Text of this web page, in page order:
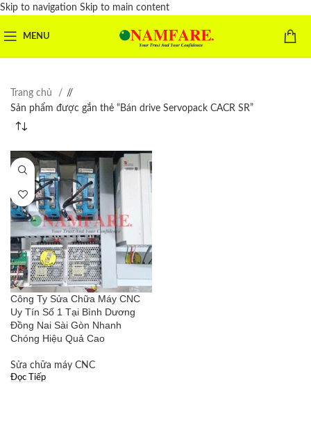
Skip to navigation Skip to main content
MENU
Trang chủ
/
Sản phẩm được gắn thẻ “Bán drive Servopack CACR SR”
Công Ty Sửa Chữa Máy CNC
Uy Tín Số 1 Tại Bình Dương
Đồng Nai Sài Gòn Nhanh
Chóng Hiệu Quả Cao
Sửa chữa máy CNC
Đọc Tiếp